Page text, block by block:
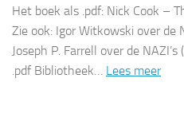
Het boek als .pdf: Nick Cook –
Zie ook: Igor Witkowski over de
Joseph P. Farrell over de
.pdf Bibliotheek… Lees meer